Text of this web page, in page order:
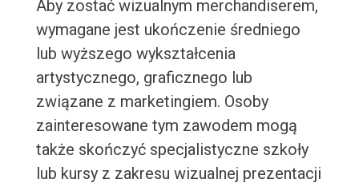
Aby zostać wizualnym merchandiserem,
wymagane jest ukończenie średniego
lub wyższego wykształcenia
artystycznego, graficznego lub
związane z marketingiem. Osoby
zainteresowane tym zawodem mogą
także skończyć specjalistyczne szkoły
lub kursy z zakresu wizualnej prezentacji